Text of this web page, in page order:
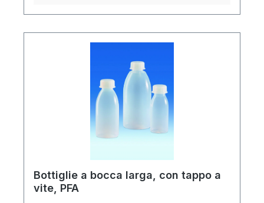
Bottiglie a bocca larga, con tappo a
vite, PFA